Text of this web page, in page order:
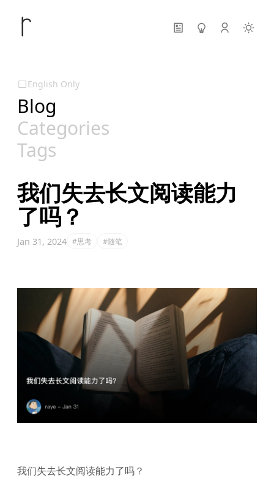
English Only
Blog
Categories
Tags
我们失去长文阅读能力
了吗？
Jan 31, 2024 #思考 #随笔
我们失去长文阅读能力了吗？